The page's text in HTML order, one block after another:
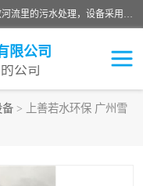
MBR污水处理设备广泛应用于各种需要直接排放河流里的污水处理，设备采用膜生物反应器（Membrane Bioreactor,简称MBR〕技术，取代了传统工艺中的二沉池，它可以*地进行固液分离，得到直接使用的稳定中水，又可在生物池内维持高浓度的微生物量，工艺剩余污泥少，极有效地去除氨氮，出水悬浮物和浊度接近于零，出水中细菌和病毒被大幅度去除，能耗低，占地面积小。
限公司
公司
备 > 上善若水环保 广州雪